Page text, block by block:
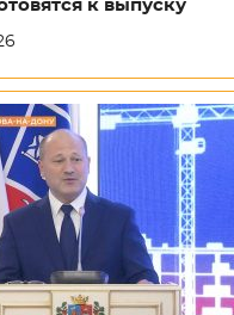
к выпуску